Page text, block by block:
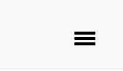
Toggle
navigation